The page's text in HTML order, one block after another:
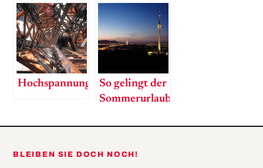
sieben Akten
Die „besseren
Verlierer“
Hochspannung
So gelingt der
Sommerurlaub
BLEIBEN SIE DOCH NOCH!